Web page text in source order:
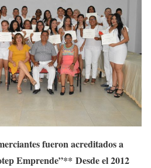
fueron acreditados a
Emprende”** Desde el 2012